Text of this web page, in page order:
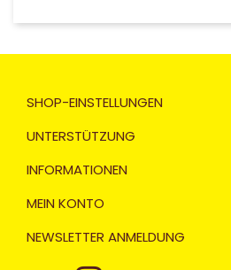
SHOP-EINSTELLUNGEN
UNTERSTÜTZUNG
INFORMATIONEN
MEIN KONTO
NEWSLETTER ANMELDUNG